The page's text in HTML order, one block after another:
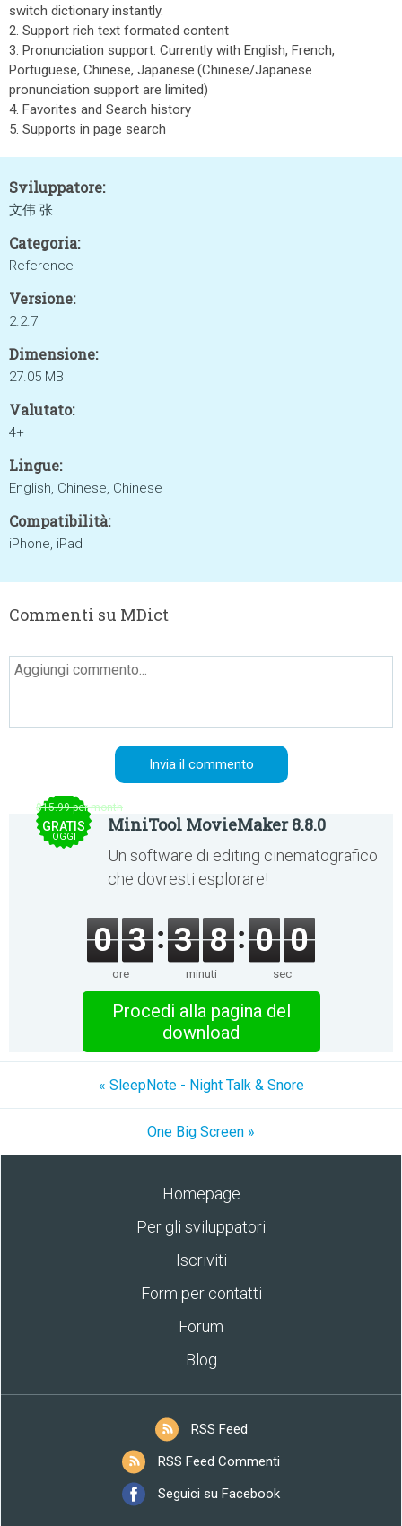
switch dictionary instantly.
2. Support rich text formated content
3. Pronunciation support. Currently with English, French,
Portuguese, Chinese, Japanese.(Chinese/Japanese
pronunciation support are limited)
4. Favorites and Search history
5. Supports in page search
Sviluppatore:
文伟 张
Categoria:
Reference
Versione:
2.2.7
Dimensione:
27.05 MB
Valutato:
4+
Lingue:
English, Chinese, Chinese
Compatibilità:
iPhone, iPad
Commenti su MDict
$15.99 per month
GRATIS
OGGI
MiniTool MovieMaker 8.8.0
Un software di editing cinematografico
che dovresti esplorare!
0 3
ore
3 8
minuti
0 0
sec
Procedi alla pagina del
download
« SleepNote - Night Talk & Snore
One Big Screen »
Homepage
Per gli sviluppatori
Iscriviti
Form per contatti
Forum
Blog
RSS Feed
RSS Feed Commenti
Seguici su Facebook